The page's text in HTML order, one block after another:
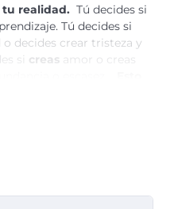
tu realidad. Tú decides si
Tú decides si
decides crear tristeza y
si creas amor o creas
la realidad